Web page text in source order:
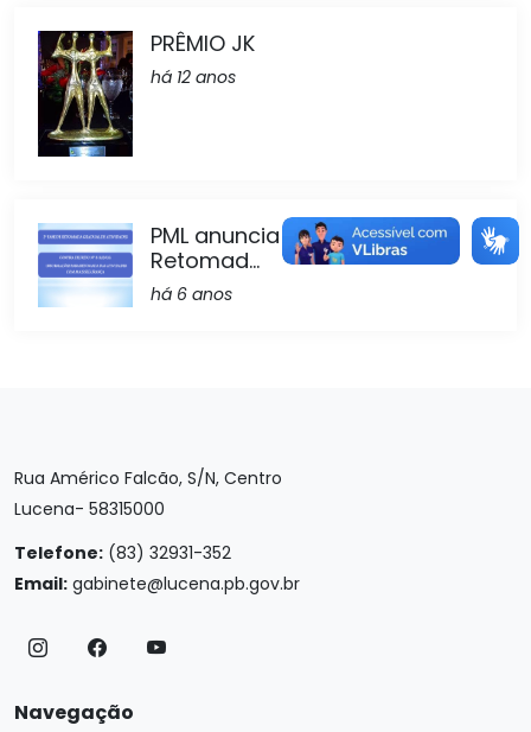
PRÊMIO JK
há 12 anos
PML anuncia 2ª Fase de
Retomad...
há 6 anos
Rua Américo Falcão, S/N, Centro
Lucena- 58315000
Telefone: (83) 32931-352
Email: gabinete@lucena.pb.gov.br
Navegação